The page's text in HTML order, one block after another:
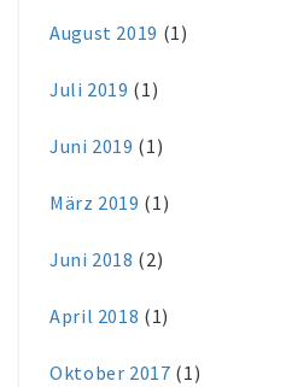
August 2019 (1)
Juli 2019 (1)
Juni 2019 (1)
März 2019 (1)
Juni 2018 (2)
April 2018 (1)
Oktober 2017 (1)